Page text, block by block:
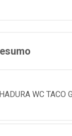
WC TACO